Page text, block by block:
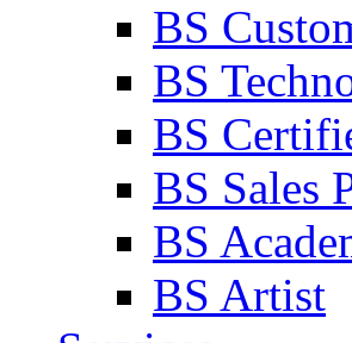
BS
BS
BS
BS Sales
BS
BS Artist